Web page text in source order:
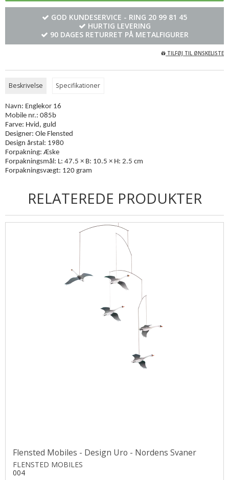
GOD KUNDESERVICE - RING 20 99 81 45
HURTIG LEVERING
90 DAGES RETURRET PÅ METALFIGURER
TILFØJ TIL ØNSKELISTE
Beskrivelse Specifikationer
Navn: Englekor 16
Mobile nr.: 085b
Farve: Hvid, guld
Designer: Ole Flensted
Design årstal: 1980
Forpakning: Æske
Forpakningsmål: L: 47.5 × B: 10.5 × H: 2.5 cm
Forpakningsvægt: 120 gram
RELATEREDE PRODUKTER
Flensted Mobiles - Design Uro - Nordens Svaner
FLENSTED MOBILES
004